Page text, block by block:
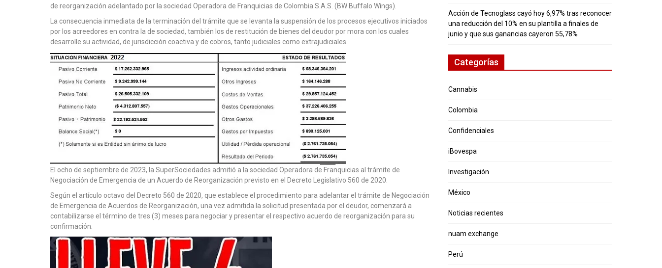
de reorganización adelantado por la sociedad Operadora de Franquicias de Colombia S.A.S. (BW Buffalo Wings).
La consecuencia inmediata de la terminación del trámite que se levanta la suspensión de los procesos ejecutivos iniciados
por los acreedores en contra la de sociedad, también los de restitución de bienes del deudor por mora con los cuales
desarrolle su actividad, de jurisdicción coactiva y de cobros, tanto judiciales como extrajudiciales.
El ocho de septiembre de 2023, la SuperSociedades admitió a la sociedad Operadora de Franquicias al trámite de
Negociación de Emergencia de un Acuerdo de Reorganización previsto en el Decreto Legislativo 560 de 2020.
Según el artículo octavo del Decreto 560 de 2020, que establece el procedimiento para adelantar el trámite de Negociación
de Emergencia de Acuerdos de Reorganización, una vez admitida la solicitud presentada por el deudor, comenzará a
contabilizarse el término de tres (3) meses para negociar y presentar el respectivo acuerdo de reorganización para su
confirmación.
Acción de Tecnoglass cayó hoy 6,97% tras reconocer
una reducción del 10% en su plantilla a finales de
junio y que sus ganancias cayeron 55,78%
Categorías
Cannabis
Colombia
Confidenciales
iBovespa
Investigación
México
Noticias recientes
nuam exchange
Perú